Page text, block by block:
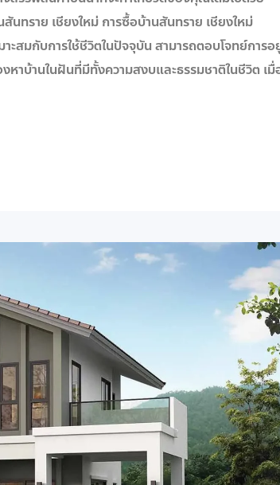
ทราย เชียงใหม่ การซื้อบ้านสันทราย เชียงใหม่
ะสมกับการใช้ชีวิตในปัจจุบัน สามารถตอบโจทย์การอ
หาบ้านในฝันที่มีทั้งความสงบและธรรมชาติในชีวิต เมื่